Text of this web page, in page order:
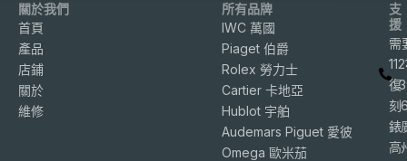
關於我們
首頁
產品
店鋪
關於
維修
所有品牌
IWC 萬國
Piaget 伯爵
Rolex 勞力士
Cartier 卡地亞
Hublot 宇舶
Audemars Piguet 愛彼
Omega 歐米茄
支
援
需
復
刻
錶
高